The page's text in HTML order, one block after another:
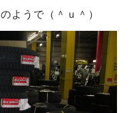
ようで（＾ｕ＾）